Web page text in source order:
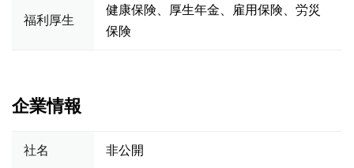
福利厚生
健康保険、厚生年金、雇用保険、労災
保険
企業情報
社名 非公開